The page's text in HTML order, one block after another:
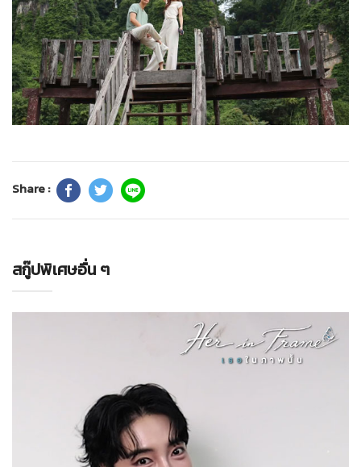
Share :
สกู๊ปพิเศษอื่น ๆ